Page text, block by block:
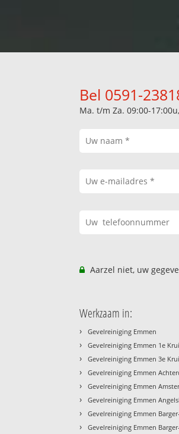
Bel 0591-
Ma. t/m Za. 09:00-
Aarzel niet, uw
Werkzaam in:
› Gevelreiniging Emmen
› Gevelreiniging Emmen 1e
› Gevelreiniging Emmen 3e
› Gevelreiniging Emmen
› Gevelreiniging Emmen
› Gevelreiniging Emmen
› Gevelreiniging Emmen
› Gevelreiniging Emmen